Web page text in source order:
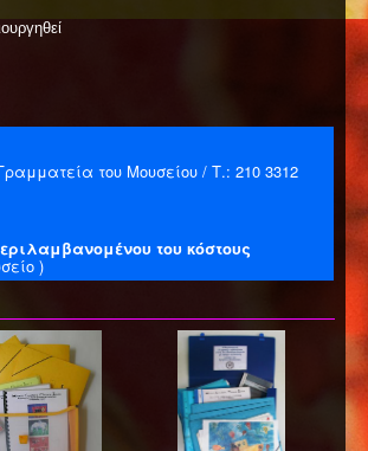
του Μουσείου / Τ.: 210 3312
του κόστους
)